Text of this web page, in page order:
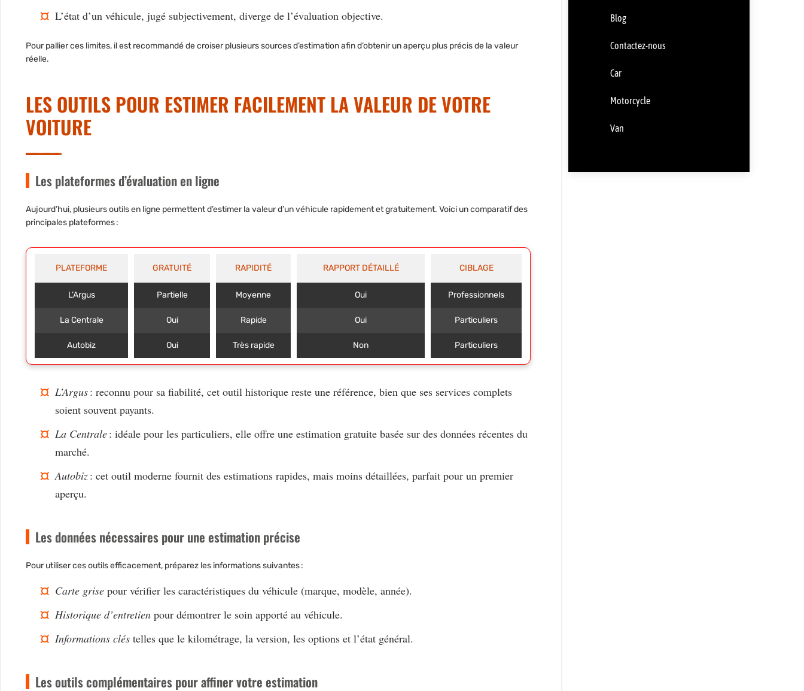
L’état d’un véhicule, jugé subjectivement, diverge de l’évaluation objective.
Pour pallier ces limites, il est recommandé de croiser plusieurs sources d’estimation afin d’obtenir un aperçu plus précis de la valeur
réelle.
LES OUTILS POUR ESTIMER FACILEMENT LA VALEUR DE VOTRE
VOITURE
Les plateformes d’évaluation en ligne
Aujourd’hui, plusieurs outils en ligne permettent d’estimer la valeur d’un véhicule rapidement et gratuitement. Voici un comparatif des
principales plateformes :
PLATEFORME GRATUITÉ RAPIDITÉ RAPPORT DÉTAILLÉ CIBLAGE
L’Argus Partielle Moyenne Oui Professionnels
La Centrale Oui Rapide Oui Particuliers
Autobiz Oui Très rapide Non Particuliers
L’Argus: reconnu pour sa fiabilité, cet outil historique reste une référence, bien que ses services complets
soient souvent payants.
La Centrale: idéale pour les particuliers, elle offre une estimation gratuite basée sur des données récentes du
marché.
Autobiz: cet outil moderne fournit des estimations rapides, mais moins détaillées, parfait pour un premier
aperçu.
Les données nécessaires pour une estimation précise
Pour utiliser ces outils efficacement, préparez les informations suivantes :
Carte grise pour vérifier les caractéristiques du véhicule (marque, modèle, année).
Historique d’entretien pour démontrer le soin apporté au véhicule.
Informations clés telles que le kilométrage, la version, les options et l’état général.
Les outils complémentaires pour affiner votre estimation
Blog
Contactez-nous
Car
Motorcycle
Van